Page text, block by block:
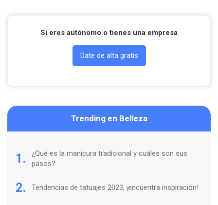
Si eres autónomo o tienes una empresa
Date de alta gratis
Trending en Belleza
1.
¿Qué es la manicura tradicional y cuáles son sus
pasos?
2. Tendencias de tatuajes 2023, ¡encuentra inspiración!